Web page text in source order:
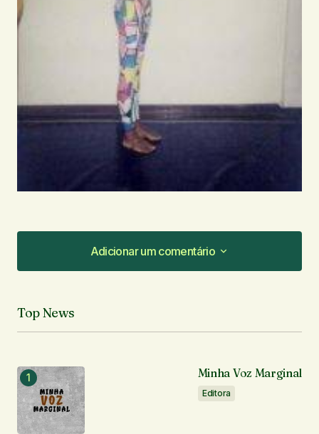
Adicionar um comentário
Adicionar um comentário
O seu endereço de e-mail não será publicado.
Comentário
Top News
Minha Voz Marginal
Editora